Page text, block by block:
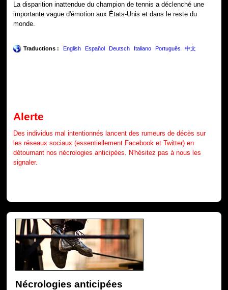
La disparition inattendue du champion de tennis a déclenché une
importante vague d'émotion aux États-Unis et dans le reste du
monde.
Traductions : English Español Deutsch Italiano Português 中文
Alerte
Des individus mal intentionnés lancent des rumeurs de décès sur
les réseaux sociaux (essentiellement Facebook et Twitter) en
détournant nos nécrologies anticipées. N'hésitez pas à nous les
signaler.
Nécrologies anticipées